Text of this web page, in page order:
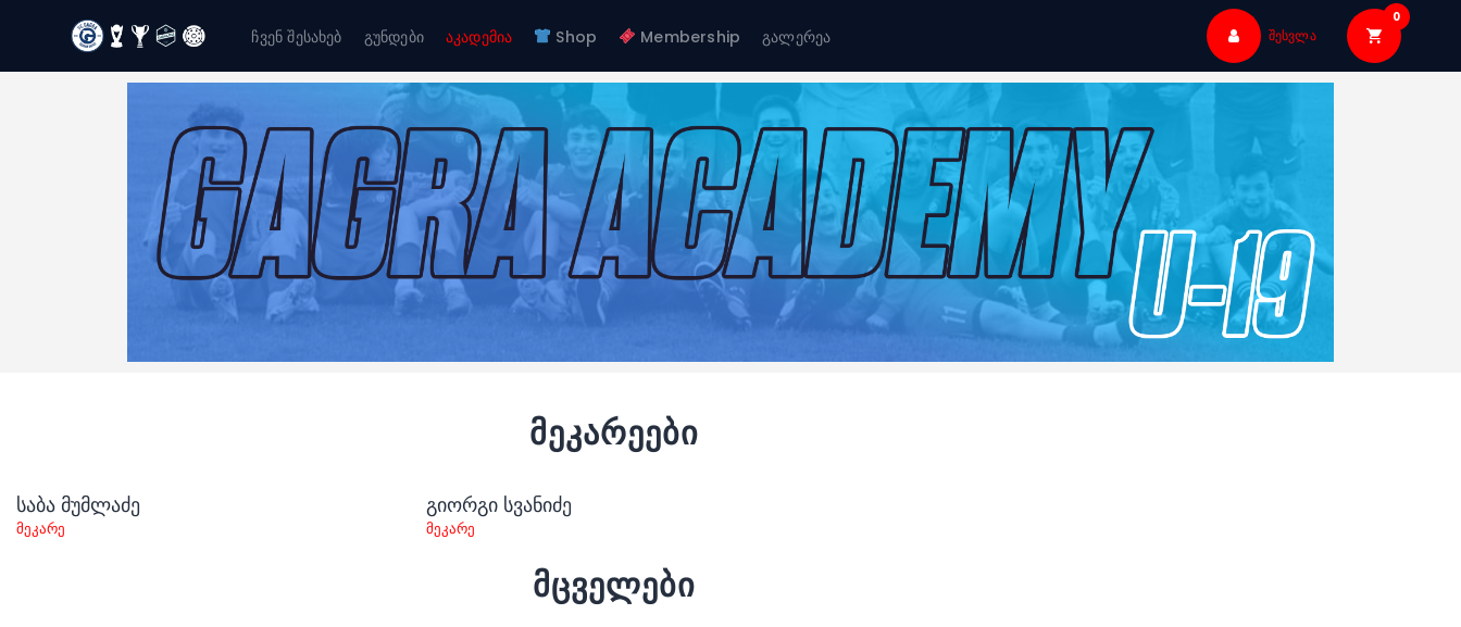
ჩვენ შესახებ გუნდები აკადემია Shop Membership გალერეა შესვლა
0
FC GAGRA
გუნდები
აკადემია
Shop
Membership
გალერეა
მეკარეები
საბა მუმლაძე
მეკარე
გიორგი სვანიძე
მეკარე
მცველები